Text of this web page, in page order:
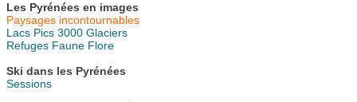
Les Pyrénées en images
Paysages incontournables
Lacs Pics 3000 Glaciers
Refuges Faune Flore
Ski dans les Pyrénées
Sessions